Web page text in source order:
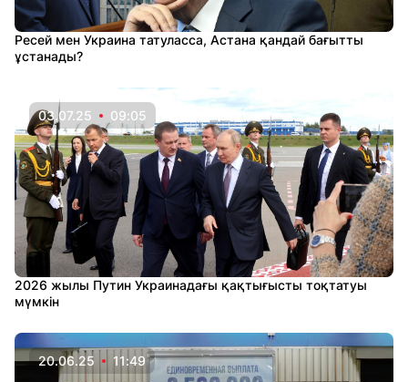
Ресей мен Украина татуласса, Астана қандай бағытты
ұстанады?
03.07.25 09:05
2026 жылы Путин Украинадағы қақтығысты тоқтатуы
мүмкін
20.06.25 11:49